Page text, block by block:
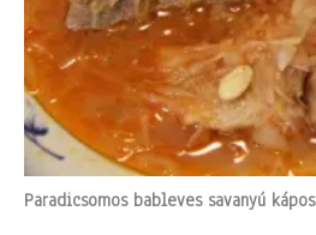
Paradicsomos bableves savanyú